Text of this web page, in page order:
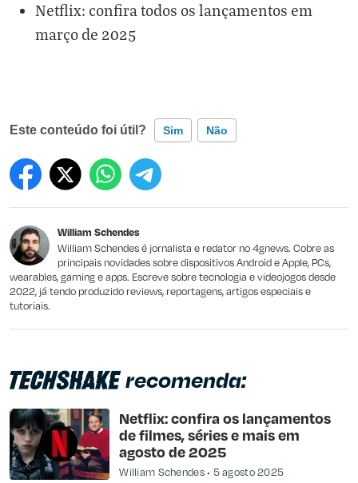
Netflix: confira todos os lançamentos em
março de 2025
Este conteúdo foi útil? Sim Não
Este conteúdo contém informação incorreta
Outro
William Schendes
William Schendes é jornalista e redator no 4gnews. Cobre as
principais novidades sobre dispositivos Android e Apple, PCs,
wearables, gaming e apps. Escreve sobre tecnologia e videojogos desde
2022, já tendo produzido reviews, reportagens, artigos especiais e
tutoriais.
recomenda:
Netflix: confira os lançamentos
de filmes, séries e mais em
agosto de 2025
William Schendes 5 agosto 2025